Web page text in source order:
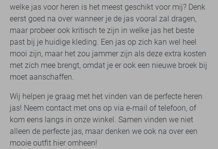
welke jas voor heren is het meest geschikt voor mij? Denk
eerst goed na over wanneer je de jas vooral zal dragen,
maar probeer ook kritisch te zijn in welke jas het beste
past bij je huidige kleding. Een jas op zich kan wel heel
mooi zijn, maar het zou jammer zijn als deze extra kosten
met zich mee brengt, omdat je er ook een nieuwe broek bij
moet aanschaffen.
Wij helpen je graag met het vinden van de perfecte heren
jas! Neem contact met ons op via e-mail of telefoon, of
kom eens langs in onze winkel. Samen vinden we niet
alleen de perfecte jas, maar denken we ook na over een
mooie outfit hier omheen!